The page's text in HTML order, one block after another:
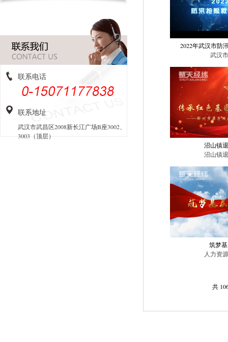
联系电话
联系地址
武汉市武昌区2008新长江广场B座3002、
3003（顶层）
2022年武汉市防
武汉
沼山镇
沼山镇
筑梦
人力资
共